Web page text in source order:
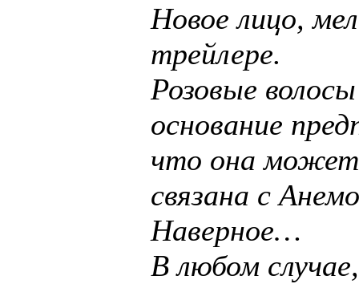
Новое лицо,
трейлере.
Розовые
основание
что она
связана с
Наверное…
В любом